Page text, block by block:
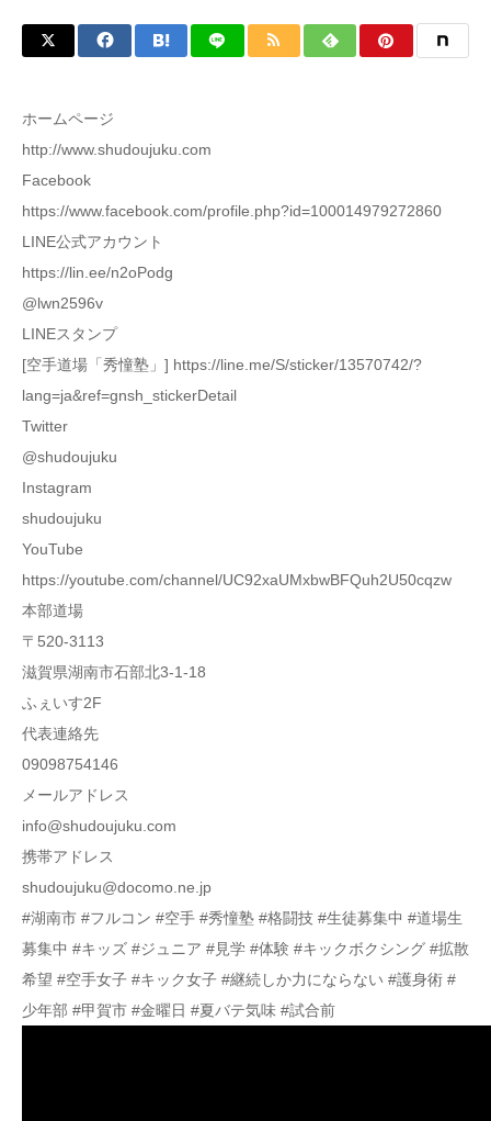
ホームページ
http://www.shudoujuku.com
Facebook
https://www.facebook.com/profile.php?id=100014979272860
LINE公式アカウント
https://lin.ee/n2oPodg
@lwn2596v
LINEスタンプ
[空手道場「秀憧塾」] https://line.me/S/sticker/13570742/?
lang=ja&ref=gnsh_stickerDetail
Twitter
@shudoujuku
Instagram
shudoujuku
YouTube
https://youtube.com/channel/UC92xaUMxbwBFQuh2U50cqzw
本部道場
〒520-3113
滋賀県湖南市石部北3-1-18
ふぇいす2F
代表連絡先
09098754146
メールアドレス
info@shudoujuku.com
携帯アドレス
shudoujuku@docomo.ne.jp
#湖南市 #フルコン #空手 #秀憧塾 #格闘技 #生徒募集中 #道場生
募集中 #キッズ #ジュニア #見学 #体験 #キックボクシング #拡散
希望 #空手女子 #キック女子 #継続しか力にならない #護身術 #
少年部 #甲賀市 #金曜日 #夏バテ気味 #試合前